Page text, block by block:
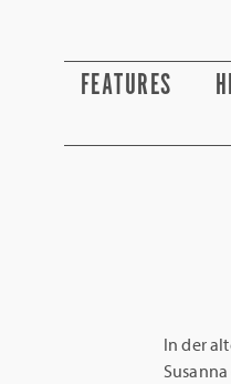
FEATURES
In der